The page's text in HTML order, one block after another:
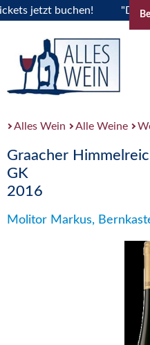
jetzt buchen! "Das
Alles Wein Alle Weine
Graacher
GK
2016
Molitor Markus,